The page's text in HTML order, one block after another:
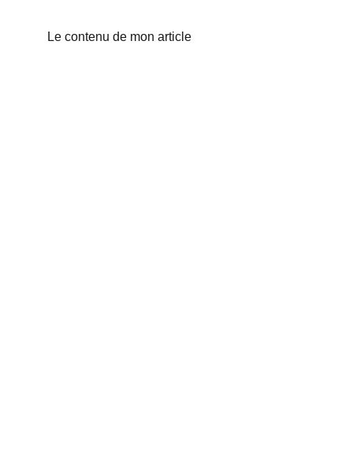
Le contenu de mon article